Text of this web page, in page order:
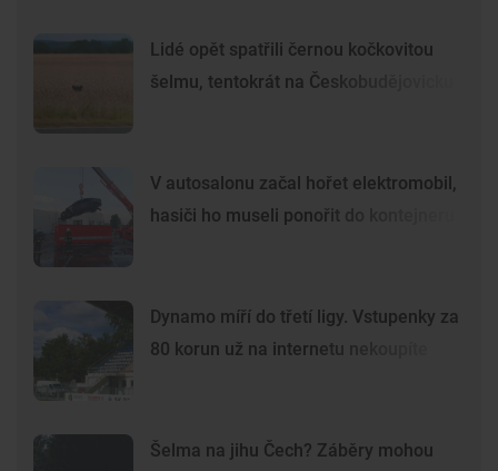
Lidé opět spatřili černou kočkovitou
šelmu, tentokrát na Českobudějovicku
V autosalonu začal hořet elektromobil,
hasiči ho museli ponořit do kontejneru
Dynamo míří do třetí ligy. Vstupenky za
80 korun už na internetu nekoupíte
Šelma na jihu Čech? Záběry mohou